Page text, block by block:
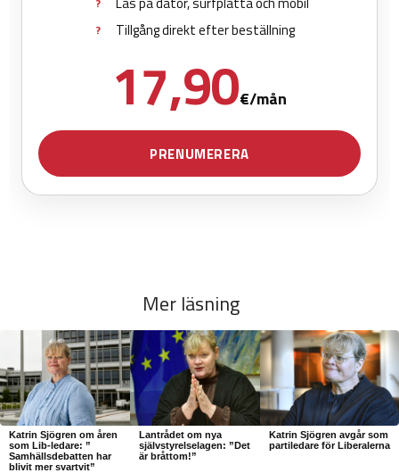
Mer läsning
Katrin Sjögren om åren
som Lib-ledare: ”
Samhällsdebatten har
blivit mer svartvit”
Lantrådet om nya
självstyrelselagen: ”Det
är bråttom!”
Katrin Sjögren avgår som
partiledare för Liberalerna